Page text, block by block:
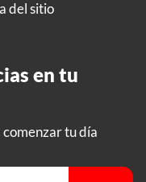
del sitio
en tu
comenzar tu día